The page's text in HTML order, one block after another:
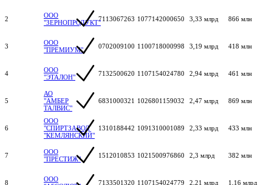
2
ООО
"ЗЕРНОПРОДУКТ"7113067263 1077142000650 3,33 млрд 866 млн
3
ООО
"ПРЕМИУМ"
0702009100 1100718000998 3,19 млрд 418 млн
4
ООО
"ЭТАЛОН"
7132500620 1107154024780 2,94 млрд 461 млн
5
АО
"АМБЕР
ТАЛВИС"
6831000321 1026801159032 2,47 млрд 869 млн
6
ООО
"СПИРТЗАВОД
"КЕМЛЯНСКИЙ"
1310188442 1091310001089 2,33 млрд 433 млн
7
ООО
"ПРЕСТИЖ"
1512010853 1021500976860 2,3 млрд 382 млн
8
ООО
7133501320 1107154024779 2,21 млрд 1,16 млрд